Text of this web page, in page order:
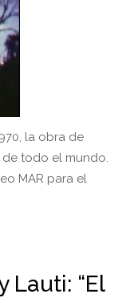
la obra de
todo el mundo.
MAR para el
Lauti: “El